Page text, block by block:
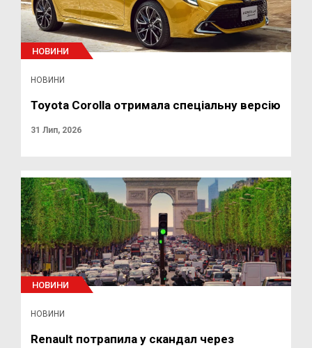
НОВИНИ
НОВИНИ
Toyota Corolla отримала спеціальну версію
31 Лип, 2026
НОВИНИ
НОВИНИ
Renault потрапила у скандал через